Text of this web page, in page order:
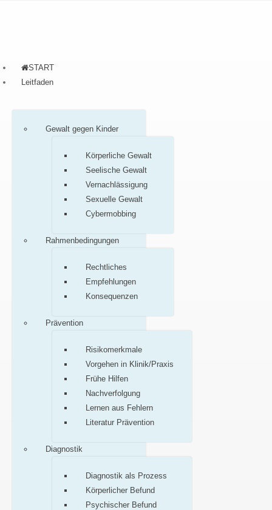
START
Leitfaden
Gewalt gegen Kinder
Körperliche Gewalt
Seelische Gewalt
Vernachlässigung
Sexuelle Gewalt
Cybermobbing
Rahmenbedingungen
Rechtliches
Empfehlungen
Konsequenzen
Prävention
Risikomerkmale
Vorgehen in Klinik/Praxis
Frühe Hilfen
Nachverfolgung
Lernen aus Fehlern
Literatur Prävention
Diagnostik
Diagnostik als Prozess
Körperlicher Befund
Psychischer Befund